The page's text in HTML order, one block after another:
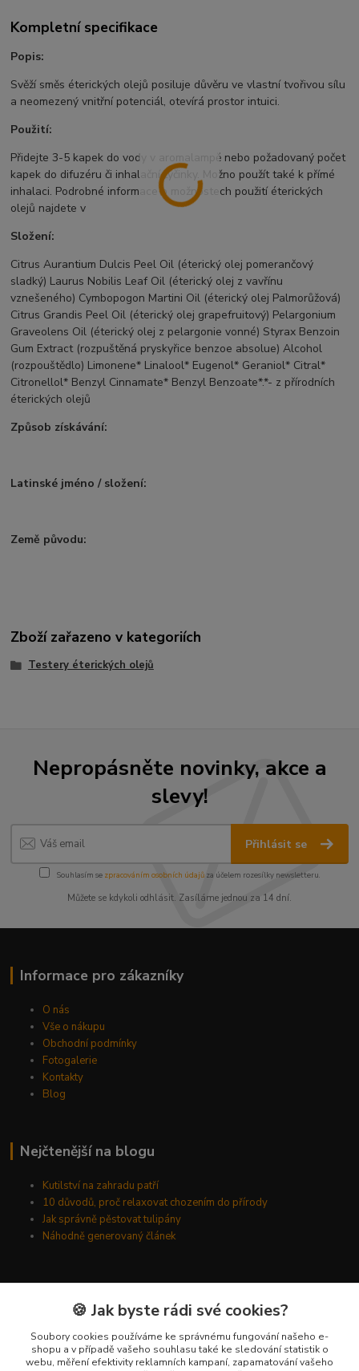
Kompletní specifikace
Popis:
Svěží směs éterických olejů posiluje důvěru ve vlastní tvořivou sílu
a neomezený vnitřní potenciál, otevírá prostor intuici.
Použití:
Přidejte 3-5 kapek do vody v aromalampě nebo požadovaný počet
kapek do difuzéru či inhalační tyčinky. Možno použít také k přímé
inhalaci. Podrobné informace o možnostech použití éterických
olejů najdete v
Složení:
Citrus Aurantium Dulcis Peel Oil (éterický olej pomerančový
sladký) Laurus Nobilis Leaf Oil (éterický olej z vavřínu
vznešeného) Cymbopogon Martini Oil (éterický olej Palmorůžová)
Citrus Grandis Peel Oil (éterický olej grapefruitový) Pelargonium
Graveolens Oil (éterický olej z pelargonie vonné) Styrax Benzoin
Gum Extract (rozpuštěná pryskyřice benzoe absolue) Alcohol
(rozpouštědlo) Limonene* Linalool* Eugenol* Geraniol* Citral*
Citronellol* Benzyl Cinnamate* Benzyl Benzoate*.*- z přírodních
éterických olejů
Způsob získávání:
Latinské jméno / složení:
Země původu:
Zboží zařazeno v kategoriích
Testery éterických olejů
Nepropásněte novinky, akce a
slevy!
Přihlásit se
Souhlasím se zpracováním osobních údajůza účelem rozesílky newsletteru.
Můžete se kdykoli odhlásit. Zasíláme jednou za 14 dní.
Informace pro zákazníky
O nás
Vše o nákupu
Obchodní podmínky
Fotogalerie
Kontakty
Blog
Nejčtenější na blogu
Kutilství na zahradu patří
10 důvodů, proč relaxovat chozením do přírody
Jak správně pěstovat tulipány
Náhodně generovaný článek
Plzeň, 312 00
🍪 Jak byste rádi své cookies?
Soubory cookies používáme ke správnému fungování našeho e-
shopu a v případě vašeho souhlasu také ke sledování statistik o
webu, měření efektivity reklamních kampaní, zapamatování vašeho